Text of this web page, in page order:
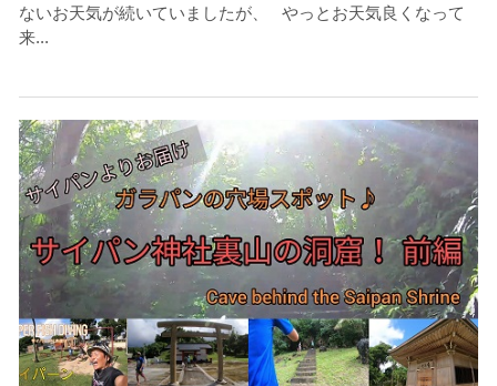
ないお天気が続いていましたが、 やっとお天気良くなって
来...